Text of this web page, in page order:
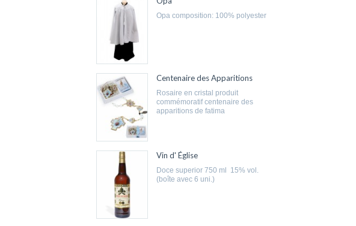
opa composition: 100% polyester
Centenaire des Apparitions
rosaire en cristal produit
commémoratif centenaire des
apparitions de fatima
Vin d' Église
doce superior 750 ml 15% vol.
(boîte avec 6 uni.)